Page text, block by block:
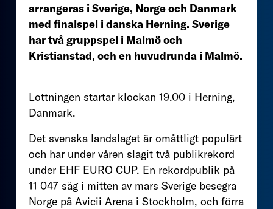
arrangeras i Sverige, Norge och Danmark
med finalspel i danska Herning. Sverige
har två gruppspel i Malmö och
Kristianstad, och en huvudrunda i Malmö.
Lottningen startar klockan 19.00 i Herning,
Danmark.
Det svenska landslaget är omåttligt populärt
och har under våren slagit två publikrekord
under EHF EURO CUP. En rekordpublik på
11 047 såg i mitten av mars Sverige besegra
Norge på Avicii Arena i Stockholm, och förra